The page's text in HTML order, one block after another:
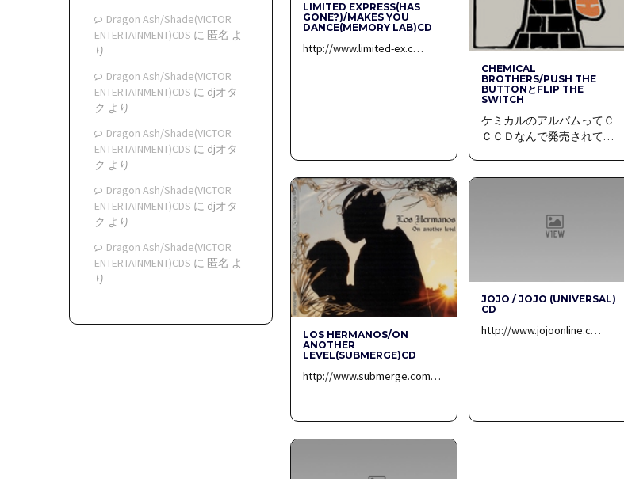
LIMITED EXPRESS(HAS
GONE?)/MAKES YOU
DANCE(MEMORY LAB)CD
http://www.limited-ex.c…
CHEMICAL
BROTHERS/PUSH THE
BUTTONとFLIP THE
SWITCH
ケミカルのアルバムってＣ
ＣＣＤなんで発売されて…
LOS HERMANOS/ON
ANOTHER
LEVEL(SUBMERGE)CD
http://www.submerge.com…
JOJO / JOJO (UNIVERSAL)
CD
http://www.jojoonline.c…
Dragon Ash/Shade(VICTOR
ENTERTAINMENT)CDS に 匿名 よ
り
Dragon Ash/Shade(VICTOR
ENTERTAINMENT)CDS に djオタ
ク より
Dragon Ash/Shade(VICTOR
ENTERTAINMENT)CDS に djオタ
ク より
Dragon Ash/Shade(VICTOR
ENTERTAINMENT)CDS に djオタ
ク より
Dragon Ash/Shade(VICTOR
ENTERTAINMENT)CDS に 匿名 よ
り